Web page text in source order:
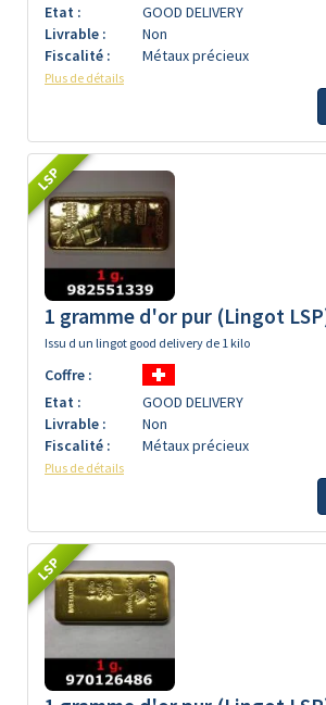
Etat :
GOOD DELIVERY
Livrable :
Non
Fiscalité :
Métaux précieux
Plus de détails
LSP
1 gramme d'or pur (Lingot
Issu d un lingot good delivery de 1 kilo
Coffre :
Etat :
GOOD DELIVERY
Livrable :
Non
Fiscalité :
Métaux précieux
Plus de détails
LSP